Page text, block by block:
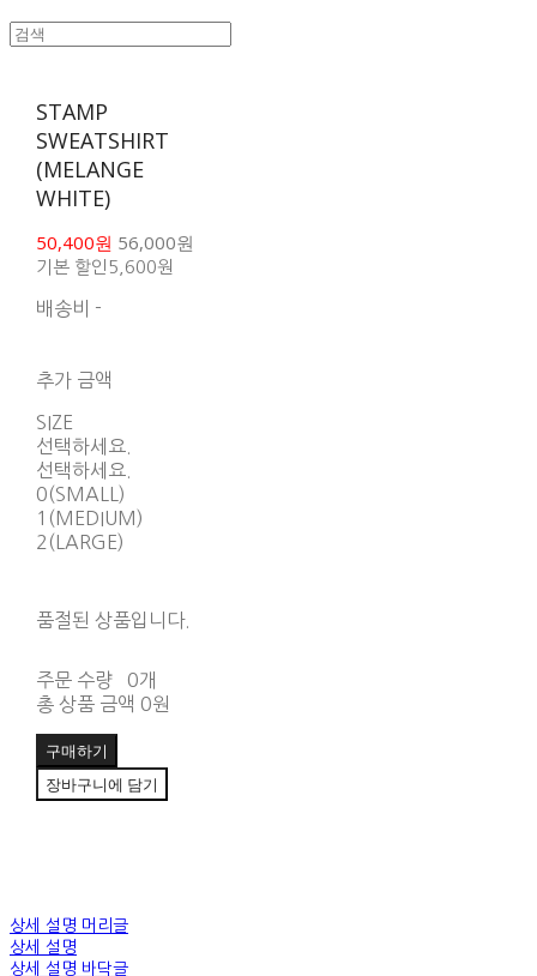
STAMP
SWEATSHIRT
(MELANGE
WHITE)
50,400원 56,000원
기본 할인 5,600원
배송비 -
추가 금액
SIZE
선택하세요.
선택하세요.
0(SMALL)
1(MEDIUM)
2(LARGE)
품절된 상품입니다.
주문 수량
0개
총 상품 금액 0원
구매하기
장바구니에 담기
상세 설명 머리글
상세 설명
상세 설명 바닥글